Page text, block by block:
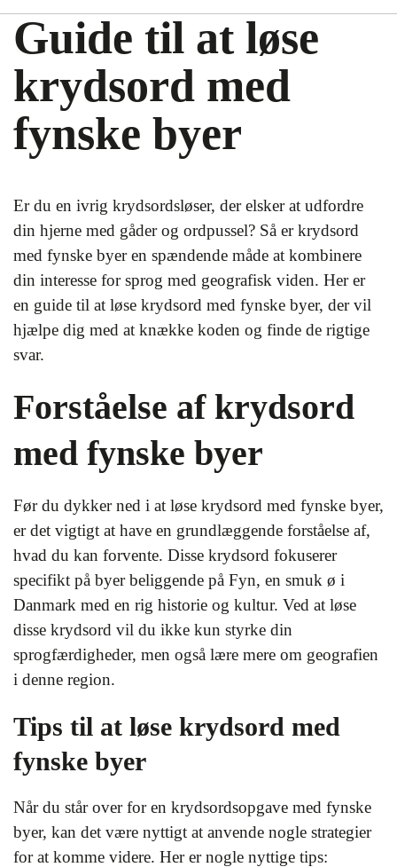
Guide til at løse
krydsord med
fynske byer
Er du en ivrig krydsordsløser, der elsker at udfordre
din hjerne med gåder og ordpussel? Så er krydsord
med fynske byer en spændende måde at kombinere
din interesse for sprog med geografisk viden. Her er
en guide til at løse krydsord med fynske byer, der vil
hjælpe dig med at knække koden og finde de rigtige
svar.
Forståelse af krydsord
med fynske byer
Før du dykker ned i at løse krydsord med fynske byer,
er det vigtigt at have en grundlæggende forståelse af,
hvad du kan forvente. Disse krydsord fokuserer
specifikt på byer beliggende på Fyn, en smuk ø i
Danmark med en rig historie og kultur. Ved at løse
disse krydsord vil du ikke kun styrke din
sprogfærdigheder, men også lære mere om geografien
i denne region.
Tips til at løse krydsord med
fynske byer
Når du står over for en krydsordsopgave med fynske
byer, kan det være nyttigt at anvende nogle strategier
for at komme videre. Her er nogle nyttige tips: